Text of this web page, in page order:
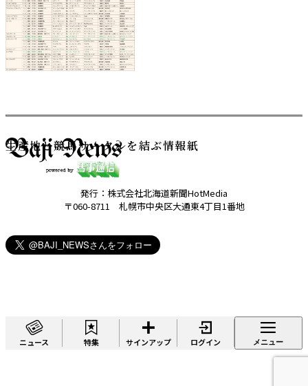
生産地と競馬サークルを結ぶ情報紙
発行：株式会社北海道新聞HotMedia
〒060-8711 札幌市中央区大通東4丁目1番地
ニュース 特集 サインアップ ログイン メニュー